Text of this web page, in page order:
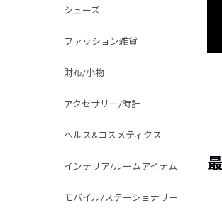
シューズ
ファッション雑貨
財布/小物
アクセサリー/時計
ヘルス&コスメティクス
インテリア/ルームアイテム
モバイル/ステーショナリー